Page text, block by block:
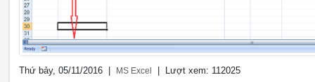
Thứ bảy, 05/11/2016 | MS Excel | Lượt xem: 112025